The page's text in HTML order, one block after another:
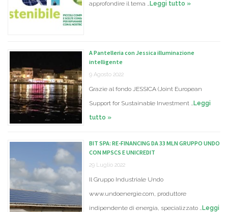
approfondire il tema … Leggi tutto »
A Pantelleria con Jessica illuminazione
intelligente
9 Agosto 2022
Grazie al fondo JESSICA (Joint European
Support for Sustainable Investment … Leggi
tutto »
BIT SPA: RE-FINANCING DA 33 MLN GRUPPO UNDO
CON MPSCS E UNICREDIT
29 Luglio 2022
Il Gruppo Industriale Undo
www.undoenergie.com, produttore
indipendente di energia, specializzato … Leggi